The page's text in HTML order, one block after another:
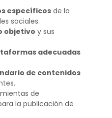
específicosde la
sociales.
objetivo y sus
adecuadas
de contenidos
de
la publicación de